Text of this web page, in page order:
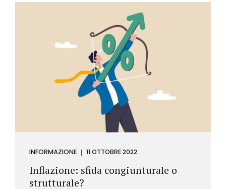
INFORMAZIONE 11 OTTOBRE 2022
Inflazione: sfida congiunturale o
strutturale?